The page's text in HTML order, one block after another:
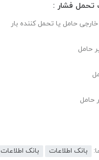
فشار :
حامل یا تحمل کننده بار
حامل
حامل
بانک اطلاعات بانک